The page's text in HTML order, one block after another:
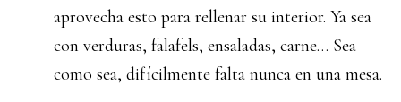
aprovecha esto para rellenar su interior. Ya sea
con verduras, falafels, ensaladas, carne… Sea
como sea, difícilmente falta nunca en una mesa.